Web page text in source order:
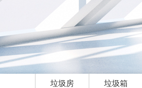
垃圾房 垃圾箱